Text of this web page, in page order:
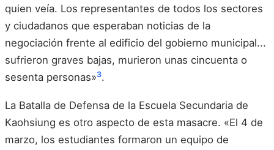
quien veía. Los representantes de todos los sectores
y ciudadanos que esperaban noticias de la
negociación frente al edificio del gobierno municipal...
sufrieron graves bajas, murieron unas cincuenta o
sesenta personas»3.
La Batalla de Defensa de la Escuela Secundaria de
Kaohsiung es otro aspecto de esta masacre. «El 4 de
marzo, los estudiantes formaron un equipo de